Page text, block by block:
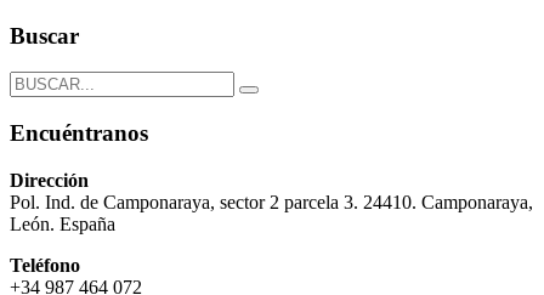
Buscar
Encuéntranos
Dirección
Pol. Ind. de Camponaraya, sector 2 parcela 3. 24410. Camponaraya,
León. España
Teléfono
+34 987 464 072